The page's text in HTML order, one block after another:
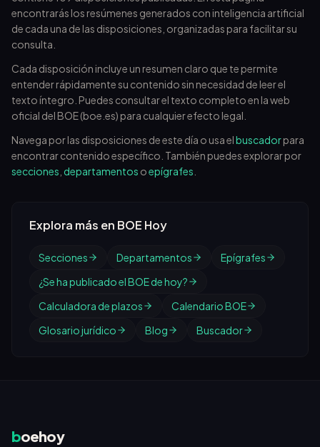
encontrarás los resúmenes generados con inteligencia artificial
de cada una de las disposiciones, organizadas para facilitar su
consulta.
Cada disposición incluye un resumen claro que te permite
entender rápidamente su contenido sin necesidad de leer el
texto íntegro. Puedes consultar el texto completo en la web
oficial del BOE (boe.es) para cualquier efecto legal.
Navega por las disposiciones de este día o usa elbuscadorpara
encontrar contenido específico. También puedes explorar por
secciones departamentos oepígrafes
Explora más en BOE Hoy
Secciones Departamentos
Epígrafes
¿Se ha publicado el BOE de hoy?
Calculadora de plazos
Calendario BOE
Glosario jurídico
Blog Buscador
boehoy